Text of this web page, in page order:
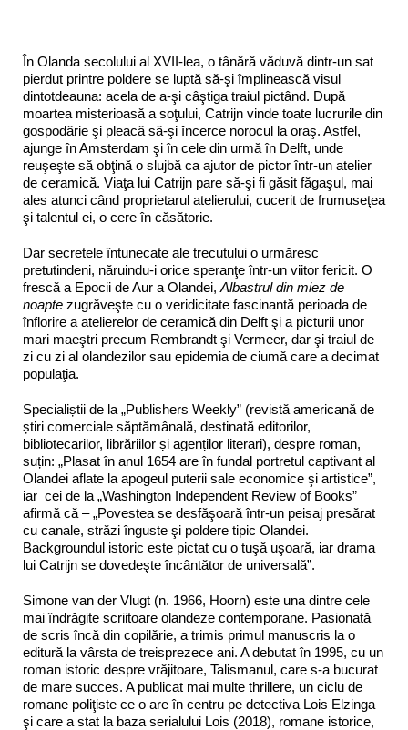
În Olanda secolului al XVII-lea, o tânără văduvă dintr-un sat
pierdut printre poldere se luptă să-şi împlinească visul
dintotdeauna: acela de a-şi câştiga traiul pictând. După
moartea misterioasă a soţului, Catrijn vinde toate lucrurile din
gospodărie şi pleacă să-şi încerce norocul la oraş. Astfel,
ajunge în Amsterdam şi în cele din urmă în Delft, unde
reuşeşte să obţină o slujbă ca ajutor de pictor într-un atelier
de ceramică. Viaţa lui Catrijn pare să-şi fi găsit făgaşul, mai
ales atunci când proprietarul atelierului, cucerit de frumuseţea
şi talentul ei, o cere în căsătorie.
Dar secretele întunecate ale trecutului o urmăresc
pretutindeni, năruindu-i orice speranţe într-un viitor fericit. O
frescă a Epocii de Aur a Olandei, Albastrul din miez de
noapte zugrăveşte cu o veridicitate fascinantă perioada de
înflorire a atelierelor de ceramică din Delft şi a picturii unor
mari maeştri precum Rembrandt şi Vermeer, dar şi traiul de
zi cu zi al olandezilor sau epidemia de ciumă care a decimat
populaţia.
Specialiștii de la „Publishers Weekly” (revistă americană de
știri comerciale săptămânală, destinată editorilor,
bibliotecarilor, librăriilor și agenților literari), despre roman,
suțin: „Plasat în anul 1654 are în fundal portretul captivant al
Olandei aflate la apogeul puterii sale economice şi artistice”,
iar cei de la „Washington Independent Review of Books”
afirmă că – „Povestea se desfăşoară într-un peisaj presărat
cu canale, străzi înguste şi poldere tipic Olandei.
Backgroundul istoric este pictat cu o tuşă uşoară, iar drama
lui Catrijn se dovedeşte încântător de universală”.
Simone van der Vlugt (n. 1966, Hoorn) este una dintre cele
mai îndrăgite scriitoare olandeze contemporane. Pasionată
de scris încă din copilărie, a trimis primul manuscris la o
editură la vârsta de treisprezece ani. A debutat în 1995, cu un
roman istoric despre vrăjitoare, Talismanul, care s-a bucurat
de mare succes. A publicat mai multe thrillere, un ciclu de
romane poliţiste ce o are în centru pe detectiva Lois Elzinga
şi care a stat la baza serialului Lois (2018), romane istorice,